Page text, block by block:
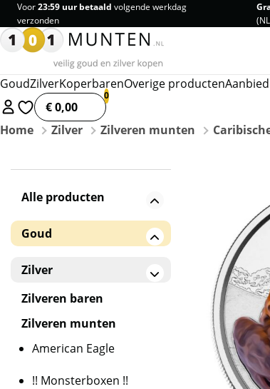
Voor23:59 uur betaald volgende werkdag
verzonden
GoudZilverKoperbarenOverige producten
€ 0,00
Home
Zilver Zilveren munten
Alle producten
Goud
Gouden baren
Zilver
Zilveren baren
Zilveren munten
American Eagle
!! Monsterboxen !!